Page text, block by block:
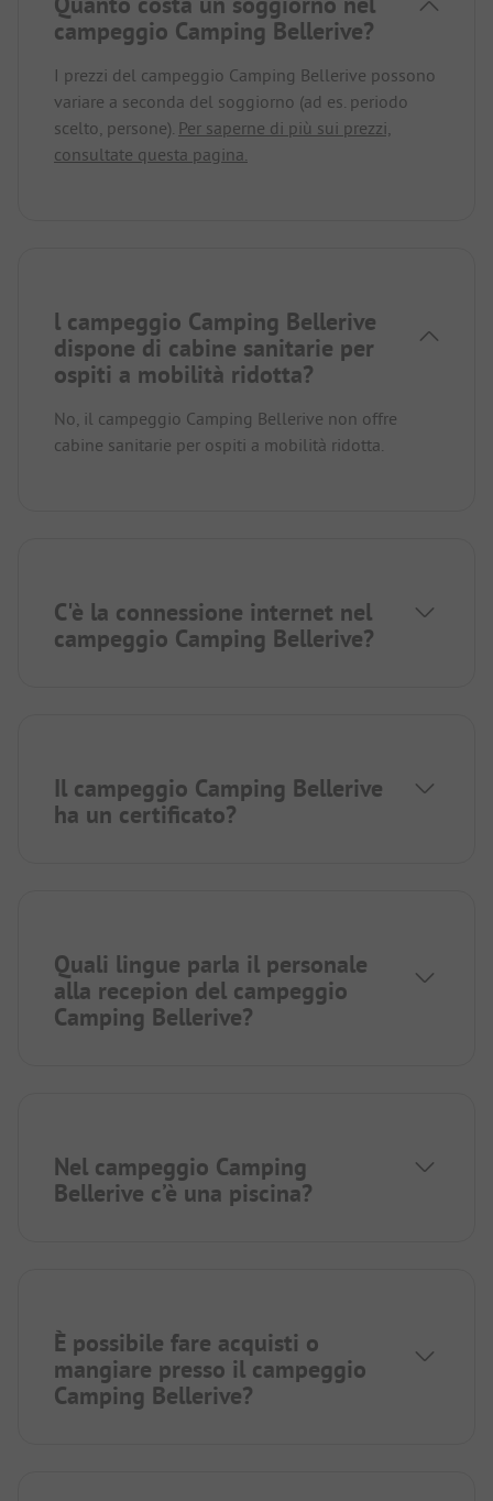
campeggio Camping Bellerive?
I prezzi del campeggio Camping Bellerive possono
variare a seconda del soggiorno (ad es. periodo
scelto, persone). Per saperne di più sui prezzi,
consultate questa pagina.
l campeggio Camping Bellerive
dispone di cabine sanitarie per
ospiti a mobilità ridotta?
No, il campeggio Camping Bellerive non offre
cabine sanitarie per ospiti a mobilità ridotta.
C'è la connessione internet nel
campeggio Camping Bellerive?
Il campeggio Camping Bellerive
ha un certificato?
Quali lingue parla il personale
alla recepion del campeggio
Camping Bellerive?
Nel campeggio Camping
Bellerive c’è una piscina?
È possibile fare acquisti o
mangiare presso il campeggio
Camping Bellerive?